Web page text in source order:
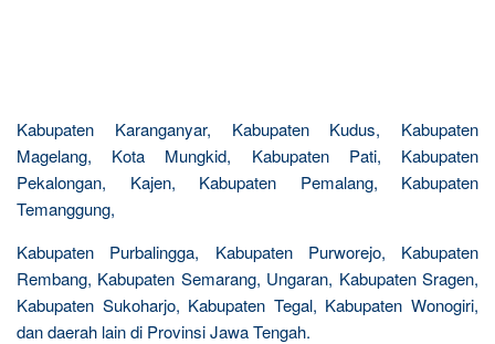
Kabupaten Karanganyar, Kabupaten Kudus, Kabupaten
Magelang, Kota Mungkid, Kabupaten Pati, Kabupaten
Pekalongan, Kajen, Kabupaten Pemalang, Kabupaten
Temanggung,
Kabupaten Purbalingga, Kabupaten Purworejo, Kabupaten
Rembang, Kabupaten Semarang, Ungaran, Kabupaten Sragen,
Kabupaten Sukoharjo, Kabupaten Tegal, Kabupaten Wonogiri,
dan daerah lain di Provinsi Jawa Tengah.